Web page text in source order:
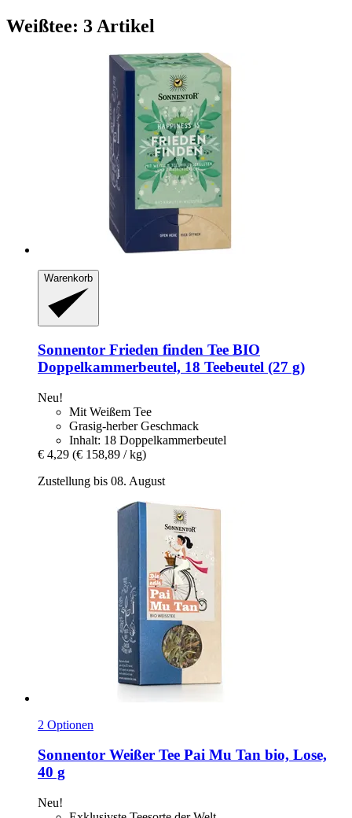
Weißtee: 3 Artikel
Warenkorb
Sonnentor Frieden finden Tee BIO
Doppelkammerbeutel, 18 Teebeutel (27 g)
Neu!
Mit Weißem Tee
Grasig-herber Geschmack
Inhalt: 18 Doppelkammerbeutel
€ 4,29 (€ 158,89 / kg)
Zustellung bis 08. August
2 Optionen
Sonnentor Weißer Tee Pai Mu Tan bio, Lose,
40 g
Neu!